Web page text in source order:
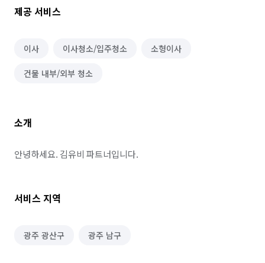
제공 서비스
이사 이사청소/입주청소 소형이사
건물 내부/외부 청소
소개
안녕하세요. 김유비 파트너입니다.
서비스 지역
광주 광산구 광주 남구